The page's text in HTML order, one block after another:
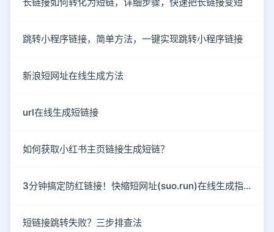
跳转小程序链接，简单方法，一键实现跳转小程序链接
新浪短网址在线生成方法
url在线生成短链接
如何获取小红书主页链接生成短链？
3分钟搞定防红链接！快缩短网址(suo.run)在线生成指南
短链接跳转失败？三步排查法